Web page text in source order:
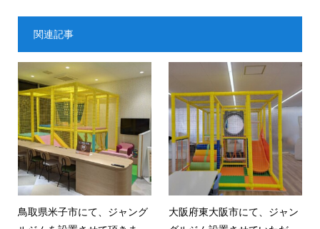
関連記事
鳥取県米子市にて、ジャング
大阪府東大阪市にて、ジャン